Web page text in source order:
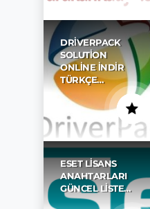
DRIVERPACK
SOLUTION
ONLINE İNDIR
TÜRKÇE…
ESET LISANS
ANAHTARLARI
GÜNCEL LISTE…